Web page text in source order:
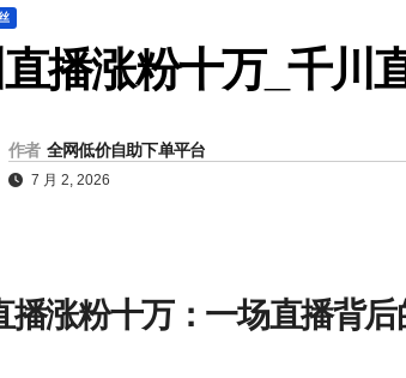
播涨粉十万_千川
作者 全网低价自助下单平台
7 月 2, 2026
播涨粉十万：一场直播背